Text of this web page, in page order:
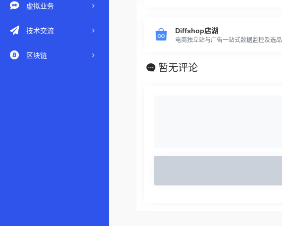
虚拟业务
技术交流
区块链
Diffshop店湖
电商独立站与广告一站式数据监控及选品
暂无评论